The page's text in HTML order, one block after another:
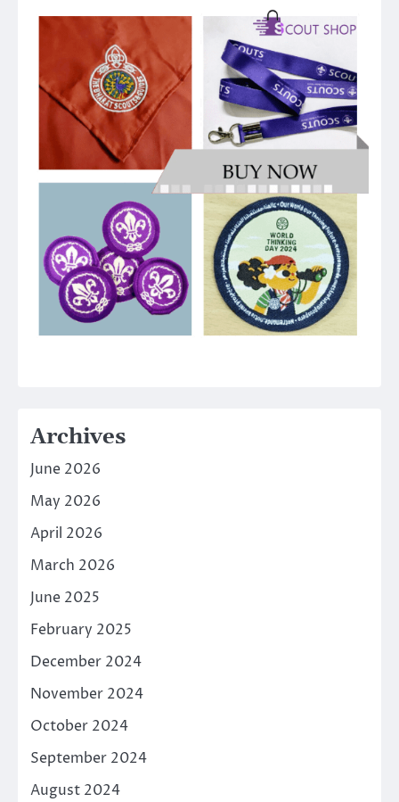
Archives
June 2026
May 2026
April 2026
March 2026
June 2025
February 2025
December 2024
November 2024
October 2024
September 2024
August 2024